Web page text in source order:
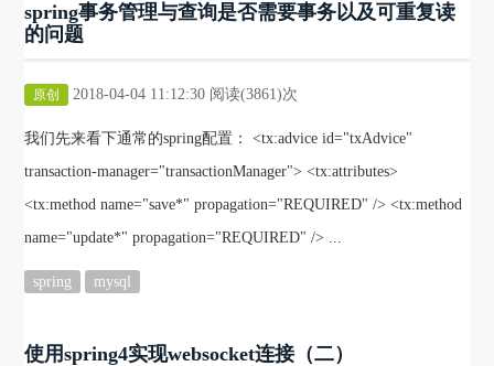
spring事务管理与查询是否需要事务以及可重复读
的问题
原创 2018-04-04 11:12:30 阅读(3861)次
我们先来看下通常的spring配置： <tx:advice id="txAdvice"
transaction-manager="transactionManager"> <tx:attributes>
<tx:method name="save*" propagation="REQUIRED" /> <tx:method
name="update*" propagation="REQUIRED" /> ...
spring mysql
使用spring4实现websocket连接（二）